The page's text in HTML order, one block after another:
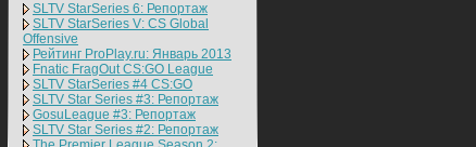
SLTV StarSeries 6: Репортаж
SLTV StarSeries V: CS Global
Offensive
Рейтинг ProPlay.ru: Январь 2013
Fnatic FragOut CS:GO League
SLTV StarSeries #4 CS:GO
SLTV Star Series #3: Репортаж
GosuLeague #3: Репортаж
SLTV Star Series #2: Репортаж